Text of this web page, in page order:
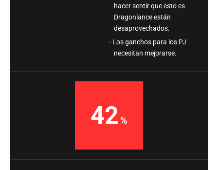
hacer sentir que esto es
Dragonlance están
desaprovechados.
Los ganchos para los PJ
necesitan mejorarse.
42